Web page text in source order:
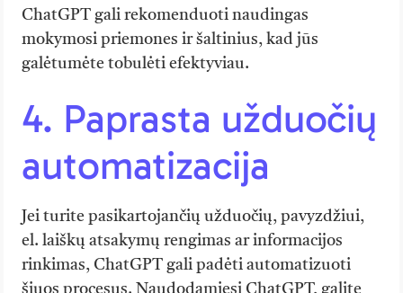
ChatGPT gali rekomenduoti naudingas
mokymosi priemones ir šaltinius, kad jūs
galėtumėte tobulėti efektyviau.
4. Paprasta užduočių
automatizacija
Jei turite pasikartojančių užduočių, pavyzdžiui,
el. laiškų atsakymų rengimas ar informacijos
rinkimas, ChatGPT gali padėti automatizuoti